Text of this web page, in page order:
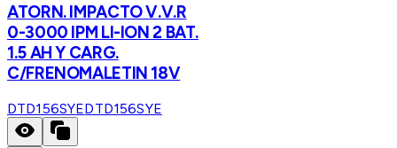
ATORN. IMPACTO V.V.R
0-3000 IPM LI-ION 2 BAT.
1.5 AH Y CARG.
C/FRENOMALETIN 18V
DTD156SYEDTD156SYE